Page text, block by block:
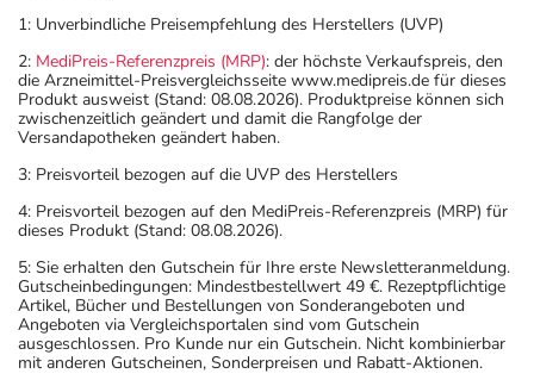
1: Unverbindliche Preisempfehlung des Herstellers (UVP)
2: MediPreis-Referenzpreis (MRP): der höchste Verkaufspreis, den
die Arzneimittel-Preisvergleichsseite www.medipreis.de für dieses
Produkt ausweist (Stand: 08.08.2026). Produktpreise können sich
zwischenzeitlich geändert und damit die Rangfolge der
Versandapotheken geändert haben.
3: Preisvorteil bezogen auf die UVP des Herstellers
4: Preisvorteil bezogen auf den MediPreis-Referenzpreis (MRP) für
dieses Produkt (Stand: 08.08.2026).
5: Sie erhalten den Gutschein für Ihre erste Newsletteranmeldung.
Gutscheinbedingungen: Mindestbestellwert 49 €. Rezeptpflichtige
Artikel, Bücher und Bestellungen von Sonderangeboten und
Angeboten via Vergleichsportalen sind vom Gutschein
ausgeschlossen. Pro Kunde nur ein Gutschein. Nicht kombinierbar
mit anderen Gutscheinen, Sonderpreisen und Rabatt-Aktionen.